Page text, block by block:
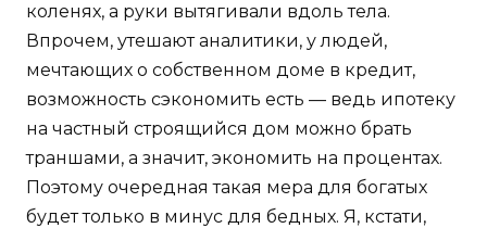
коленях, а руки вытягивали вдоль тела.
Впрочем, утешают аналитики, у людей,
мечтающих о собственном доме в кредит,
возможность сэкономить есть — ведь ипотеку
на частный строящийся дом можно брать
траншами, а значит, экономить на процентах.
Поэтому очередная такая мера для богатых
будет только в минус для бедных. Я, кстати,